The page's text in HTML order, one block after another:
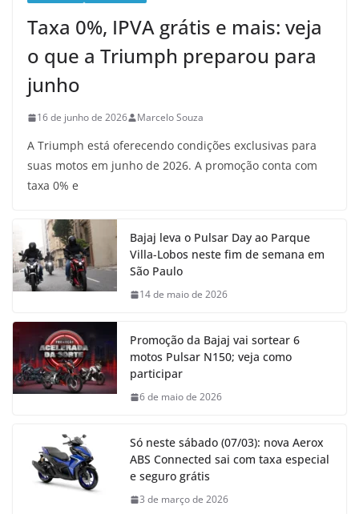
Taxa 0%, IPVA grátis e mais: veja
o que a Triumph preparou para
junho
16 de junho de 2026 Marcelo Souza
A Triumph está oferecendo condições exclusivas para
suas motos em junho de 2026. A promoção conta com
taxa 0% e
Bajaj leva o Pulsar Day ao Parque
Villa-Lobos neste fim de semana em
São Paulo
14 de maio de 2026
Promoção da Bajaj vai sortear 6
motos Pulsar N150; veja como
participar
6 de maio de 2026
Só neste sábado (07/03): nova Aerox
ABS Connected sai com taxa especial
e seguro grátis
3 de março de 2026